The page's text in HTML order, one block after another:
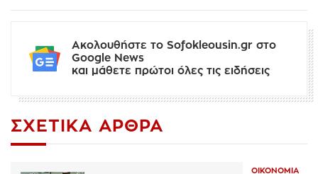
Ακολουθήστε το Sofokleousin.gr στο
Google News
και μάθετε πρώτοι όλες τις ειδήσεις
ΣΧΕΤΙΚΆ ΆΡΘΡΑ
ΟΙΚΟΝΟΜΊΑ